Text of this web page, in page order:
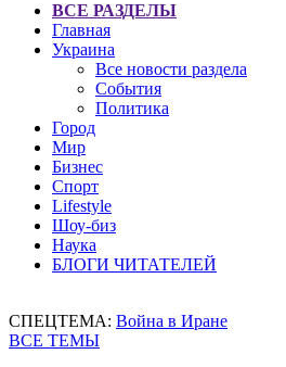
ВСЕ РАЗДЕЛЫ
Главная
Украина
Все новости раздела
События
Политика
Город
Мир
Бизнес
Спорт
Lifestyle
Шоу-биз
Наука
БЛОГИ ЧИТАТЕЛЕЙ
СПЕЦТЕМА: Война в Иране
ВСЕ ТЕМЫ